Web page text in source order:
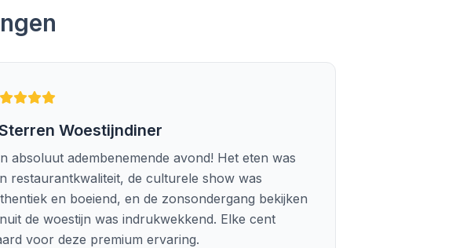
Woestijndiner
absoluut adembenemende avond! Het eten was
restaurantkwaliteit, de culturele show was
en boeiend, en de zonsondergang bekijken
de woestijn was indrukwekkend. Elke cent
voor deze premium ervaring.